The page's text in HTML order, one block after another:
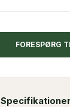
FORESPØRG